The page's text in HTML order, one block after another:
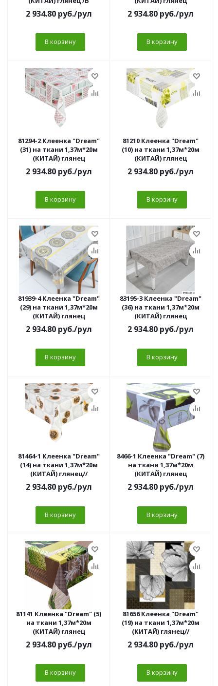
2 934.80руб./рул
В корзину
2 934.80руб./рул
В корзину
81294-2 Клеенка "Dream"
(31) на ткани 1,37м*20м
(КИТАЙ) глянец
2 934.80руб./рул
В корзину
81210 Клеенка "Dream"
(10) на ткани 1,37м*20м
(КИТАЙ) глянец
2 934.80руб./рул
В корзину
81939-4 Клеенка "Dream"
(29) на ткани 1,37м*20м
(КИТАЙ) глянец
2 934.80руб./рул
В корзину
83195-3 Клеенка "Dream"
(36) на ткани 1,37м*20м
(КИТАЙ) глянец
2 934.80руб./рул
В корзину
81464-1 Клеенка "Dream"
(14) на ткани 1,37м*20м
(КИТАЙ) глянец//
2 934.80руб./рул
В корзину
8466-1 Клеенка "Dream" (7)
на ткани 1,37м*20м
(КИТАЙ) глянец
2 934.80руб./рул
В корзину
81141 Клеенка "Dream" (5)
на ткани 1,37м*20м
(КИТАЙ) глянец
2 934.80руб./рул
В корзину
81656 Клеенка "Dream"
(19) на ткани 1,37м*20м
(КИТАЙ) глянец//
2 934.80руб./рул
В корзину